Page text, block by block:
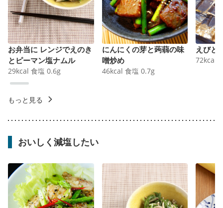
お弁当に レンジでえのき
とピーマン塩ナムル
29kcal 食塩 0.6g
にんにくの芽と蒟蒻の味
噌炒め
46kcal 食塩 0.7g
えびと
72kcal
もっと見る
おいしく減塩したい